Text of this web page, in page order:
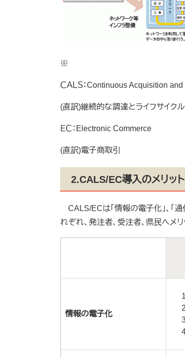
※
ＣＡＬＳ：Continuous Acquisition
(直訳)継続的な調達とライフサイク
ＥＣ：Electronic Commerce
(直訳)電子商取引
2.CALS/EC導入のメリット
CALS/ECは「情報の電子化」、「通
れぞれ、発注者、受注者、県民へメリ
情報の電子化